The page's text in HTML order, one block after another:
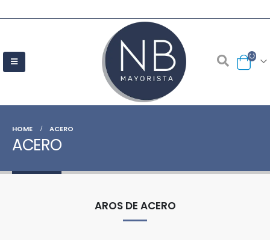
HOME ACERO
ACERO
AROS DE ACERO